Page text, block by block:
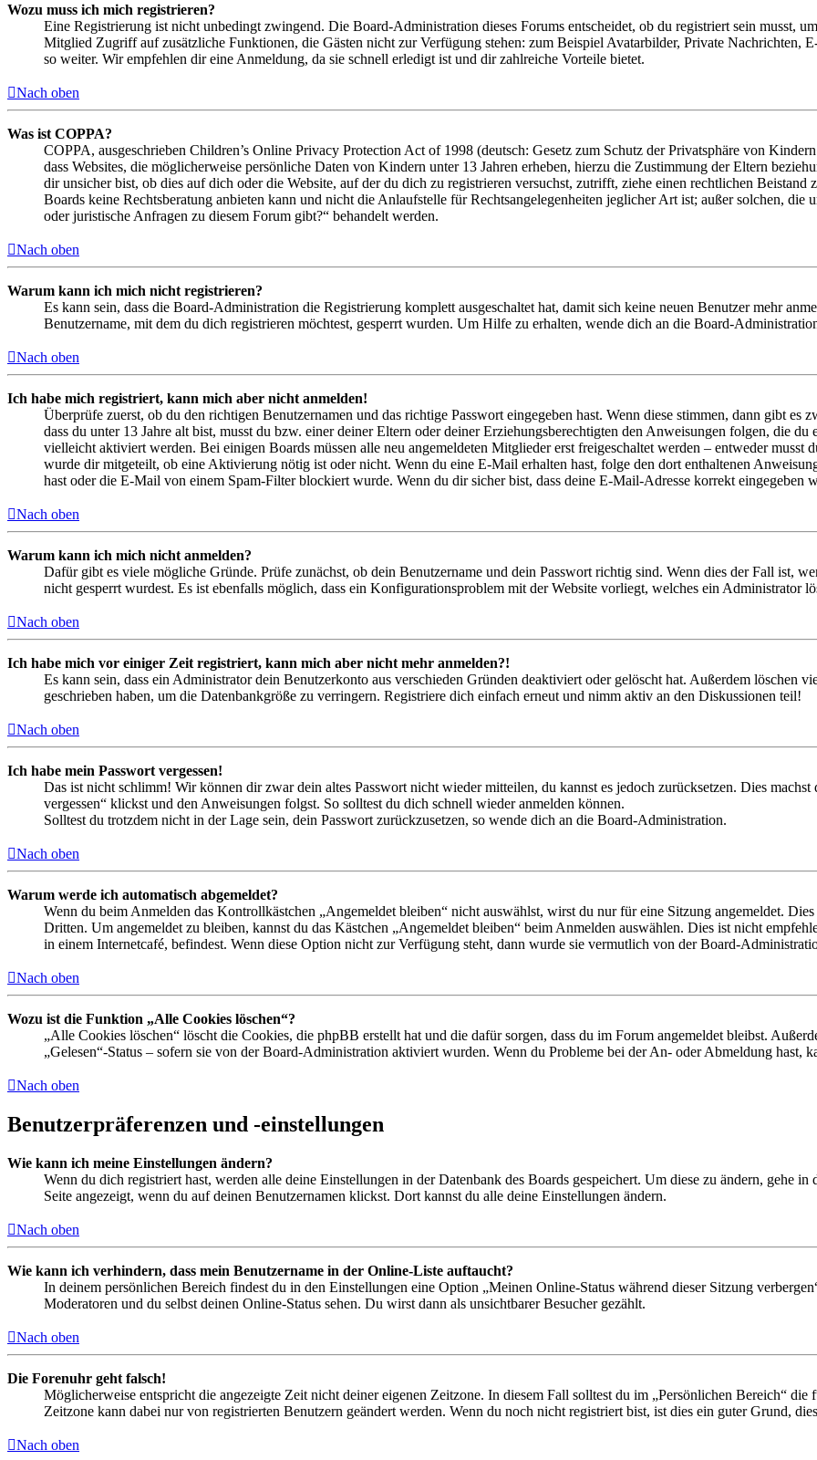
Wozu muss ich mich registrieren?
Eine Registrierung ist nicht unbedingt zwingend. Die Board-Administration dieses Forums entscheidet, ob du registriert sein musst,
Mitglied Zugriff auf zusätzliche Funktionen, die Gästen nicht zur Verfügung stehen: zum Beispiel Avatarbilder, Private Nachrichten,
so weiter. Wir empfehlen dir eine Anmeldung, da sie schnell erledigt ist und dir zahlreiche Vorteile bietet.
Nach oben
Was ist COPPA?
COPPA, ausgeschrieben Children’s Online Privacy Protection Act of 1998 (deutsch: Gesetz zum Schutz der Privatsphäre von
dass Websites, die möglicherweise persönliche Daten von Kindern unter 13 Jahren erheben, hierzu die Zustimmung der Eltern
dir unsicher bist, ob dies auf dich oder die Website, auf der du dich zu registrieren versuchst, zutrifft, ziehe einen rechtlichen
Boards keine Rechtsberatung anbieten kann und nicht die Anlaufstelle für Rechtsangelegenheiten jeglicher Art ist; außer solchen,
oder juristische Anfragen zu diesem Forum gibt?“ behandelt werden.
Nach oben
Warum kann ich mich nicht registrieren?
Es kann sein, dass die Board-Administration die Registrierung komplett ausgeschaltet hat, damit sich keine neuen Benutzer mehr
Benutzername, mit dem du dich registrieren möchtest, gesperrt wurden. Um Hilfe zu erhalten, wende dich an die Board-
Nach oben
Ich habe mich registriert, kann mich aber nicht anmelden!
Überprüfe zuerst, ob du den richtigen Benutzernamen und das richtige Passwort eingegeben hast. Wenn diese stimmen, dann gibt es
dass du unter 13 Jahre alt bist, musst du bzw. einer deiner Eltern oder deiner Erziehungsberechtigten den Anweisungen folgen, die
vielleicht aktiviert werden. Bei einigen Boards müssen alle neu angemeldeten Mitglieder erst freigeschaltet werden – entweder musst
wurde dir mitgeteilt, ob eine Aktivierung nötig ist oder nicht. Wenn du eine E-Mail erhalten hast, folge den dort enthaltenen
hast oder die E-Mail von einem Spam-Filter blockiert wurde. Wenn du dir sicher bist, dass deine E-Mail-Adresse korrekt eingegeben
Nach oben
Warum kann ich mich nicht anmelden?
Dafür gibt es viele mögliche Gründe. Prüfe zunächst, ob dein Benutzername und dein Passwort richtig sind. Wenn dies der Fall ist,
nicht gesperrt wurdest. Es ist ebenfalls möglich, dass ein Konfigurationsproblem mit der Website vorliegt, welches ein Administrator
Nach oben
Ich habe mich vor einiger Zeit registriert, kann mich aber nicht mehr anmelden?!
Es kann sein, dass ein Administrator dein Benutzerkonto aus verschieden Gründen deaktiviert oder gelöscht hat. Außerdem löschen
geschrieben haben, um die Datenbankgröße zu verringern. Registriere dich einfach erneut und nimm aktiv an den Diskussionen teil!
Nach oben
Ich habe mein Passwort vergessen!
Das ist nicht schlimm! Wir können dir zwar dein altes Passwort nicht wieder mitteilen, du kannst es jedoch zurücksetzen. Dies
vergessen“ klickst und den Anweisungen folgst. So solltest du dich schnell wieder anmelden können.
Solltest du trotzdem nicht in der Lage sein, dein Passwort zurückzusetzen, so wende dich an die Board-Administration.
Nach oben
Warum werde ich automatisch abgemeldet?
Wenn du beim Anmelden das Kontrollkästchen „Angemeldet bleiben“ nicht auswählst, wirst du nur für eine Sitzung angemeldet.
Dritten. Um angemeldet zu bleiben, kannst du das Kästchen „Angemeldet bleiben“ beim Anmelden auswählen. Dies ist nicht
in einem Internetcafé, befindest. Wenn diese Option nicht zur Verfügung steht, dann wurde sie vermutlich von der Board-
Nach oben
Wozu ist die Funktion „Alle Cookies löschen“?
„Alle Cookies löschen“ löscht die Cookies, die phpBB erstellt hat und die dafür sorgen, dass du im Forum angemeldet bleibst.
„Gelesen“-Status – sofern sie von der Board-Administration aktiviert wurden. Wenn du Probleme bei der An- oder Abmeldung hast,
Nach oben
Benutzerpräferenzen und -einstellungen
Wie kann ich meine Einstellungen ändern?
Wenn du dich registriert hast, werden alle deine Einstellungen in der Datenbank des Boards gespeichert. Um diese zu ändern, gehe
Seite angezeigt, wenn du auf deinen Benutzernamen klickst. Dort kannst du alle deine Einstellungen ändern.
Nach oben
Wie kann ich verhindern, dass mein Benutzername in der Online-Liste auftaucht?
In deinem persönlichen Bereich findest du in den Einstellungen eine Option „Meinen Online-Status während dieser Sitzung
Moderatoren und du selbst deinen Online-Status sehen. Du wirst dann als unsichtbarer Besucher gezählt.
Nach oben
Die Forenuhr geht falsch!
Möglicherweise entspricht die angezeigte Zeit nicht deiner eigenen Zeitzone. In diesem Fall solltest du im „Persönlichen Bereich“
Zeitzone kann dabei nur von registrierten Benutzern geändert werden. Wenn du noch nicht registriert bist, ist dies ein guter Grund,
Nach oben